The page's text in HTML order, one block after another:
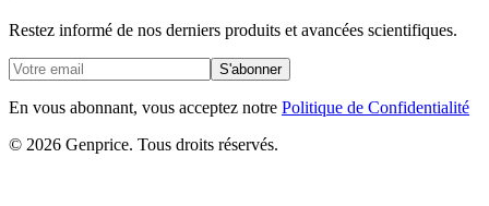
Restez informé de nos derniers produits et avancées scientifiques.
S'abonner
En vous abonnant, vous acceptez notre Politique de Confidentialité
© 2026 Genprice. Tous droits réservés.